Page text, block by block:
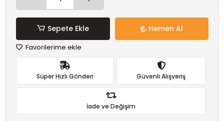
Sepete Ekle Hemen Al
Favorilerime ekle
Süper Hızlı Gönderi Güvenli Alışveriş
İade ve Değişim